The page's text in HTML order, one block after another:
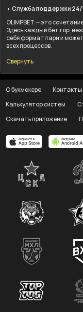
• Служба поддержки 24/
OLIMPBET — это
Здесь каждый беттор,
себя формат пари и
всех процессов.
Свернуть
О букмекере Контакты
Калькулятор систем
Скачать приложение